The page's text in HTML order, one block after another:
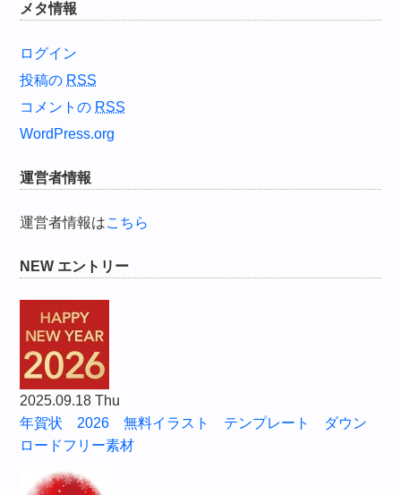
メタ情報
ログイン
投稿の RSS
コメントの RSS
WordPress.org
運営者情報
運営者情報はこちら
NEW エントリー
2025.09.18 Thu
年賀状 2026 無料イラスト テンプレート ダウン
ロードフリー素材